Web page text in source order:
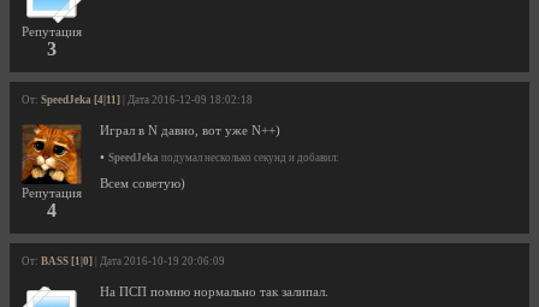
Репутация
3
От: SpeedJeka [4|11] | Дата 2016-12-09 18:02:18
Репутация
4
Играл в N давно, вот уже N++)
• SpeedJeka подумал несколько секунд и добавил:
Всем советую)
От: BASS [1|0] | Дата 2016-10-19 20:06:09
На ПСП помню нормально так залипал.